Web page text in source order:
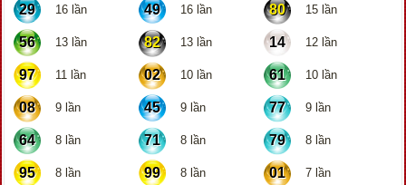
29 16 lần 49 16 lần 80 15 lần
56 13 lần 82 13 lần 14 12 lần
97 11 lần 02 10 lần 61 10 lần
08 9 lần 45 9 lần 77 9 lần
64 8 lần 71 8 lần 79 8 lần
95 8 lần 99 8 lần 01 7 lần